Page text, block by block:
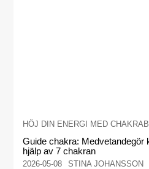
HÖJ DIN ENERGI MED
Guide chakra: Medvetandegör
hjälp av 7 chakran
2026-05-08 STINA JOHANSSON